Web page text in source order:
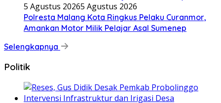
5 Agustus 20265 Agustus 2026
Polresta Malang Kota Ringkus Pelaku Curanmor,
Amankan Motor Milik Pelajar Asal Sumenep
Selengkapnya
Politik